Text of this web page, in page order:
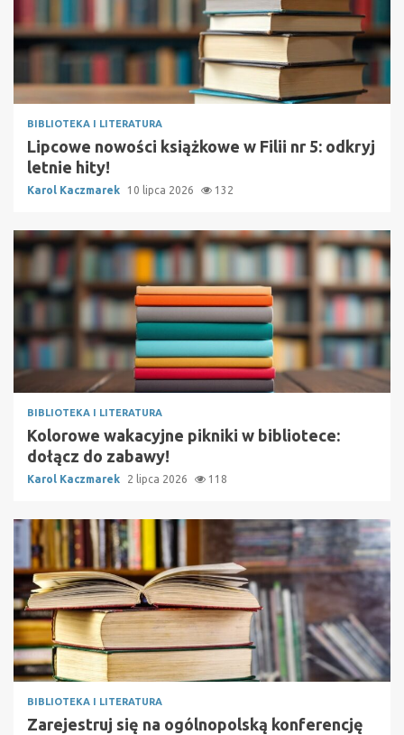
BIBLIOTEKA I LITERATURA
Lipcowe nowości książkowe w Filii nr 5: odkryj
letnie hity!
Karol Kaczmarek 10 lipca 2026 132
BIBLIOTEKA I LITERATURA
Kolorowe wakacyjne pikniki w bibliotece:
dołącz do zabawy!
Karol Kaczmarek 2 lipca 2026 118
BIBLIOTEKA I LITERATURA
Zarejestruj się na ogólnopolską konferencję